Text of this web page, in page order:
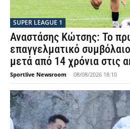
SUPER LEAGUE 1
Αναστάσης Κώτσης: Το
επαγγελματικό
μετά από 14 χρόνια στις
Sportlive Newsroom - 08/08/2026 18:10